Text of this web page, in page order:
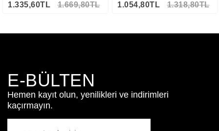
1.335,60TL 1.669,80TL 1.054,80TL 1.318,80TL
E-BÜLTEN
Hemen kayıt olun, yenilikleri ve indirimleri
kaçırmayın.